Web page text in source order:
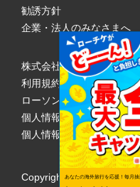
勧誘方針
企業・法人のみなさまへ
株式会社ローソンエンタ
利用規約
ローソンWEB会員規約
個人情報の取り扱いについ
個人情報保護方針
Copyright © 1998あなたの海外旅行を応援！毎月